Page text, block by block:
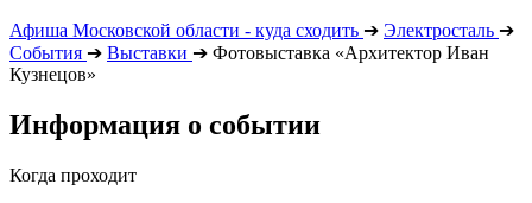
Афиша Московской области - куда сходить ➔ Электросталь ➔
События ➔ Выставки ➔ Фотовыставка «Архитектор Иван
Кузнецов»
Информация о событии
Когда проходит